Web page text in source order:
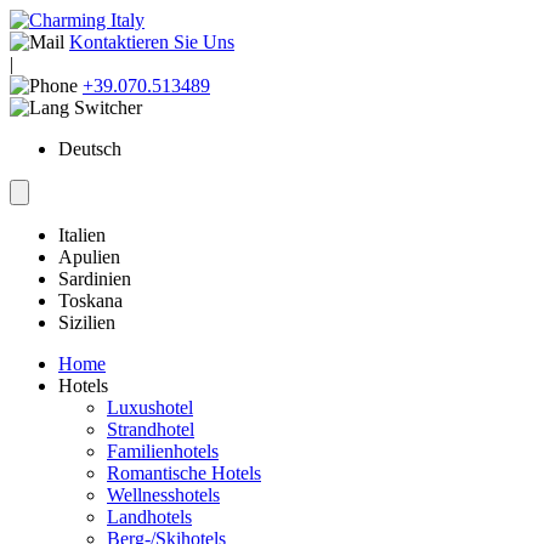
Kontaktieren Sie Uns
|
+39.070.513489
Deutsch
Italien
Apulien
Sardinien
Toskana
Sizilien
Home
Hotels
Luxushotel
Strandhotel
Familienhotels
Romantische Hotels
Wellnesshotels
Landhotels
Berg-/Skihotels